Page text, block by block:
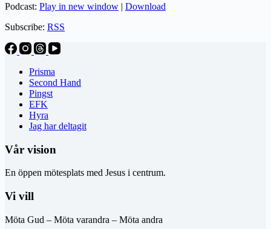
Podcast: Play in new window | Download
Subscribe: RSS
Prisma
Second Hand
Pingst
EFK
Hyra
Jag har deltagit
Vår vision
En öppen mötesplats med Jesus i centrum.
Vi vill
Möta Gud – Möta varandra – Möta andra